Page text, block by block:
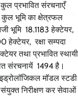
प्रभावित संरचनाएँ
कुल भूमि का क्षेत्रफल
भूमि 18.1183 हेक्टेयर,
रक्षा सम्पदा
तथा प्रभावित स्थायी
संरचनायें 1494 है।
मॉडल स्टडी
निरीक्षण कर सेवाओं